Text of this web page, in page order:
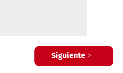
Siguiente >